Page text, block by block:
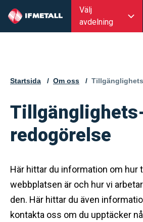
Välj
avdelning
Startsida Om oss Aktuell sida:
redogörelse
Här hittar du information om hur
webbplatsen är och hur vi
den. Här hittar du även
kontakta oss om du upptäcker